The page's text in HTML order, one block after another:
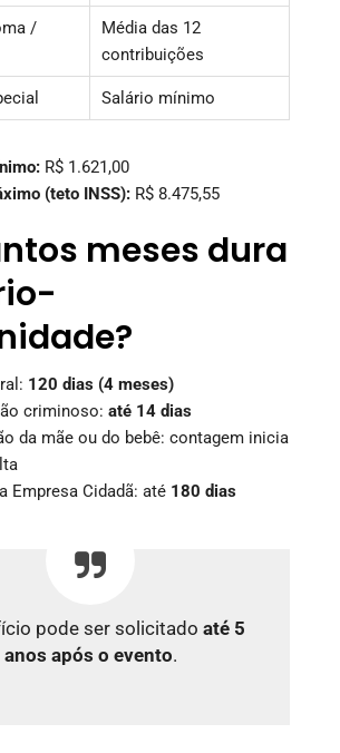
/
Média das 12
contribuições
Salário mínimo
R$ 1.621,00
(teto INSS): R$ 8.475,55
meses dura
120 dias (4 meses)
criminoso: até 14 dias
da mãe ou do bebê: contagem inicia
Empresa Cidadã: até 180 dias
pode ser solicitado até 5
anos após o evento.